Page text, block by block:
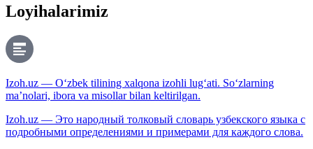
Loyihalarimiz
Izoh.uz — O‘zbek tilining xalqona izohli lug‘ati. So‘zlarning
ma’nolari, ibora va misollar bilan keltirilgan.
Izoh.uz — Это народный толковый словарь узбекского языка с
подробными определениями и примерами для каждого слова.